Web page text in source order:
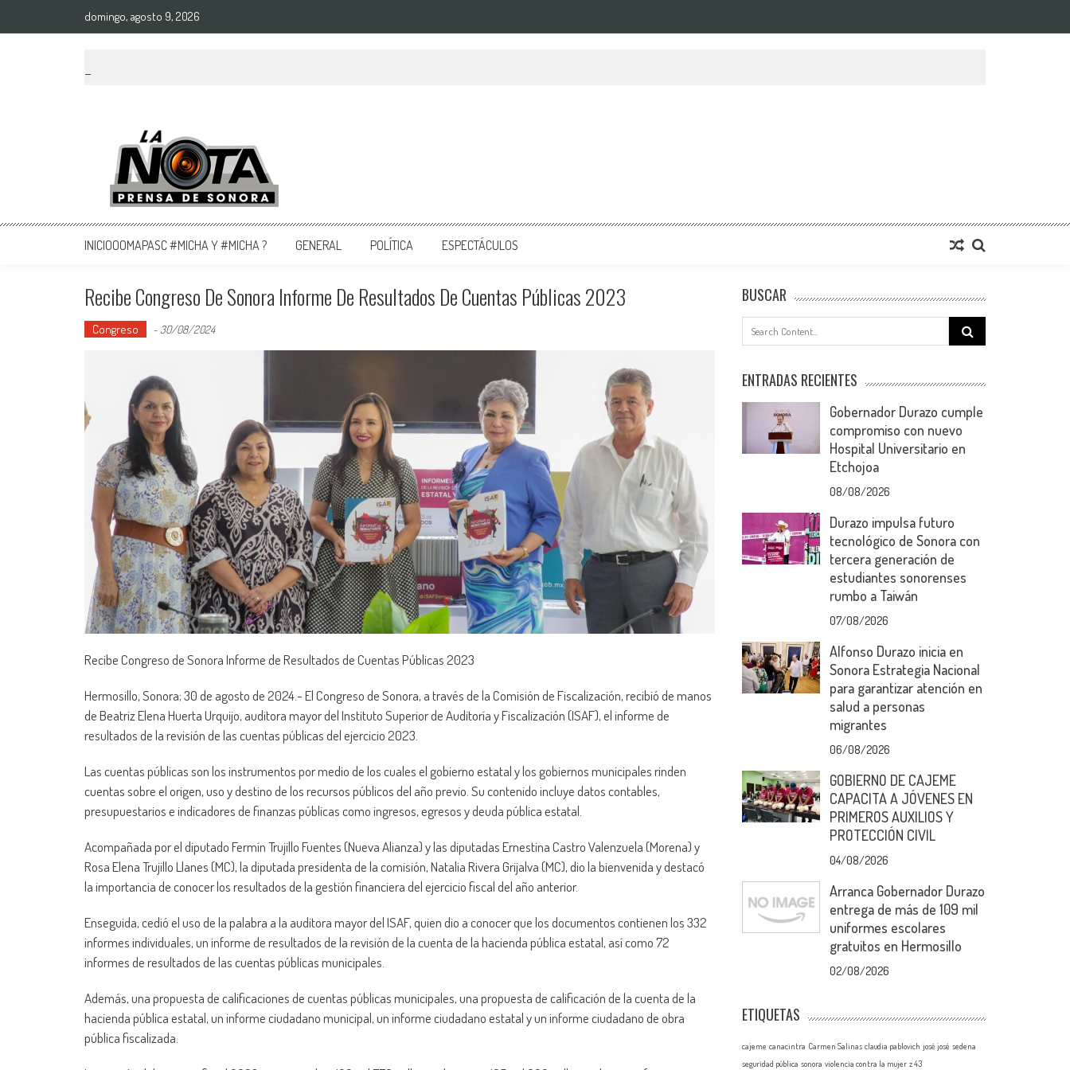
domingo, agosto 9, 2026
La Nota Prensa De Sonora
Noticias del día
INICIOOOMAPASC #MICHA Y #MICHA ? GENERAL POLÍTICA ESPECTÁCULOS
Recibe Congreso De Sonora Informe De Resultados De Cuentas Públicas 2023
Congreso - 30/08/2024
Recibe Congreso de Sonora Informe de Resultados de Cuentas Públicas 2023
Hermosillo, Sonora; 30 de agosto de 2024.- El Congreso de Sonora, a través de la Comisión de Fiscalización, recibió de manos
de Beatriz Elena Huerta Urquijo, auditora mayor del Instituto Superior de Auditoría y Fiscalización (ISAF), el informe de
resultados de la revisión de las cuentas públicas del ejercicio 2023.
Las cuentas públicas son los instrumentos por medio de los cuales el gobierno estatal y los gobiernos municipales rinden
cuentas sobre el origen, uso y destino de los recursos públicos del año previo. Su contenido incluye datos contables,
presupuestarios e indicadores de finanzas públicas como ingresos, egresos y deuda pública estatal.
Acompañada por el diputado Fermín Trujillo Fuentes (Nueva Alianza) y las diputadas Ernestina Castro Valenzuela (Morena) y
Rosa Elena Trujillo Llanes (MC), la diputada presidenta de la comisión, Natalia Rivera Grijalva (MC), dio la bienvenida y destacó
la importancia de conocer los resultados de la gestión financiera del ejercicio fiscal del año anterior.
Enseguida, cedió el uso de la palabra a la auditora mayor del ISAF, quien dio a conocer que los documentos contienen los 332
informes individuales, un informe de resultados de la revisión de la cuenta de la hacienda pública estatal, así como 72
informes de resultados de las cuentas públicas municipales.
Además, una propuesta de calificaciones de cuentas públicas municipales, una propuesta de calificación de la cuenta de la
hacienda pública estatal, un informe ciudadano municipal, un informe ciudadano estatal y un informe ciudadano de obra
pública fiscalizada.
BUSCAR
Search
for:
ENTRADAS RECIENTES
Gobernador Durazo cumple
compromiso con nuevo
Hospital Universitario en
Etchojoa
08/08/2026
Durazo impulsa futuro
tecnológico de Sonora con
tercera generación de
estudiantes sonorenses
rumbo a Taiwán
07/08/2026
Alfonso Durazo inicia en
Sonora Estrategia Nacional
para garantizar atención en
salud a personas
migrantes
06/08/2026
GOBIERNO DE CAJEME
CAPACITA A JÓVENES EN
PRIMEROS AUXILIOS Y
PROTECCIÓN CIVIL
04/08/2026
Arranca Gobernador Durazo
entrega de más de 109 mil
uniformes escolares
gratuitos en Hermosillo
02/08/2026
ETIQUETAS
cajeme canacintra Carmen Salinas claudia pablovich josé josé sedena
seguridad pública sonora violencia contra la mujer z 43